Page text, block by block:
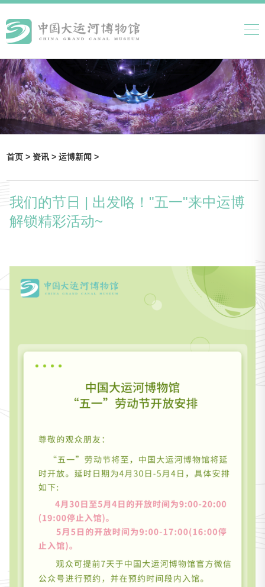
首页 >资讯 >运博新闻 >
我们的节日 | 出发咯！"五一"来中运博
解锁精彩活动~